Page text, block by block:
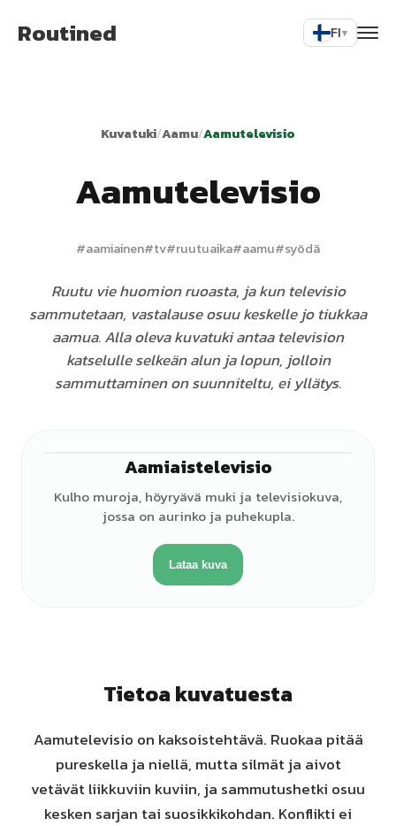
Routined FI▾
Kuvatuki/Aamu/Aamutelevisio
Aamutelevisio
#aamiainen#tv#ruutuaika#aamu#syödä
Ruutu vie huomion ruoasta, ja kun televisio
sammutetaan, vastalause osuu keskelle jo tiukkaa
aamua. Alla oleva kuvatuki antaa television
katselulle selkeän alun ja lopun, jolloin
sammuttaminen on suunniteltu, ei yllätys.
Aamiaistelevisio
Kulho muroja, höyryävä muki ja televisiokuva,
jossa on aurinko ja puhekupla.
Lataa kuva
Tietoa kuvatuesta
Aamutelevisio on kaksoistehtävä. Ruokaa pitää
pureskella ja niellä, mutta silmät ja aivot
vetävät liikkuviin kuviin, ja sammutushetki osuu
kesken sarjan tai suosikkikohdan. Konflikti ei